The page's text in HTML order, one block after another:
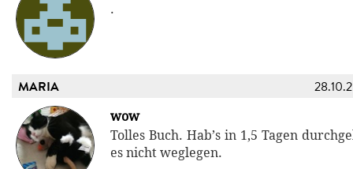
.
MARIA
wow
Tolles Buch. Hab’s in 1,5 Tagen
es nicht weglegen.